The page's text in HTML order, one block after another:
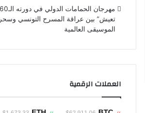
تعيش” بين عراقة المسرح التونسي وسحر
الموسيقى العالمية
العملات الرقمية